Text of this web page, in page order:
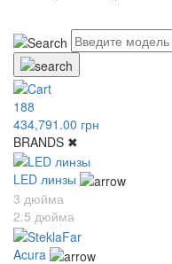
188
434,791.00 грн
BRANDS ✖
LED линзы
3 дюйма
2.5 дюйма
Acura